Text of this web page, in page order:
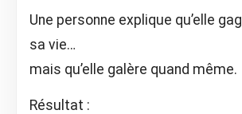
Une personne explique qu’elle
sa vie…
mais qu’elle galère quand même.
Résultat :